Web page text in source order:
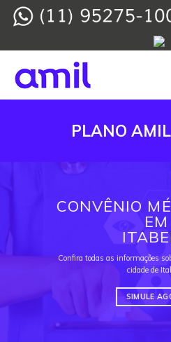
Skip
PLANO
CONVÊNIO
EM
Confira todas as informações
cidade de
SIMULE